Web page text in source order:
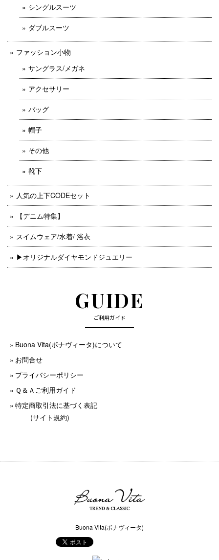
シングルスーツ
ダブルスーツ
ファッション小物
サングラス/メガネ
アクセサリー
バッグ
帽子
その他
靴下
人気の上下CODEセット
【デニム特集】
スイムウェア/水着/ 浴衣
▶︎オリジナルダイヤモンドジュエリー
GUIDE
ご利用ガイド
Buona Vita(ボナヴィータ)について
お問合せ
プライバシーポリシー
Ｑ＆Ａご利用ガイド
特定商取引法に基づく表記
(サイト規約)
Buona Vita(ボナヴィータ)